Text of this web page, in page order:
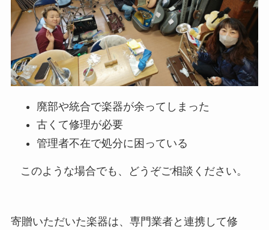
廃部や統合で楽器が余ってしまった
古くて修理が必要
管理者不在で処分に困っている
このような場合でも、どうぞご相談ください。
寄贈いただいた楽器は、専門業者と連携して修